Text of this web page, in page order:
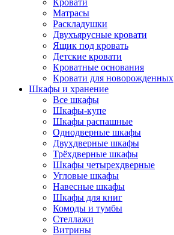
Кровати
Матрасы
Раскладушки
Двухъярусные кровати
Ящик под кровать
Детские кровати
Кроватные основания
Кровати для новорожденных
Шкафы и хранение
Все шкафы
Шкафы-купе
Шкафы распашные
Однодверные шкафы
Двухдверные шкафы
Трёхдверные шкафы
Шкафы четырехдверные
Угловые шкафы
Навесные шкафы
Шкафы для книг
Комоды и тумбы
Стеллажи
Витрины